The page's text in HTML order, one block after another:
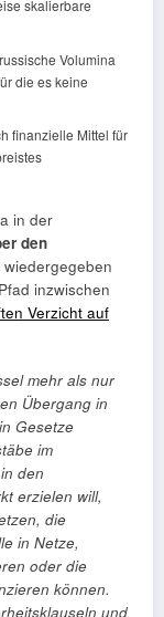
skalierbare
Volumina
die es keine
finanzielle Mittel für
in der
den
wiedergegeben
inzwischen
Verzicht auf
mehr als nur
Übergang in
Gesetze
im
den
erzielen will,
die
in Netze,
oder die
können.
und